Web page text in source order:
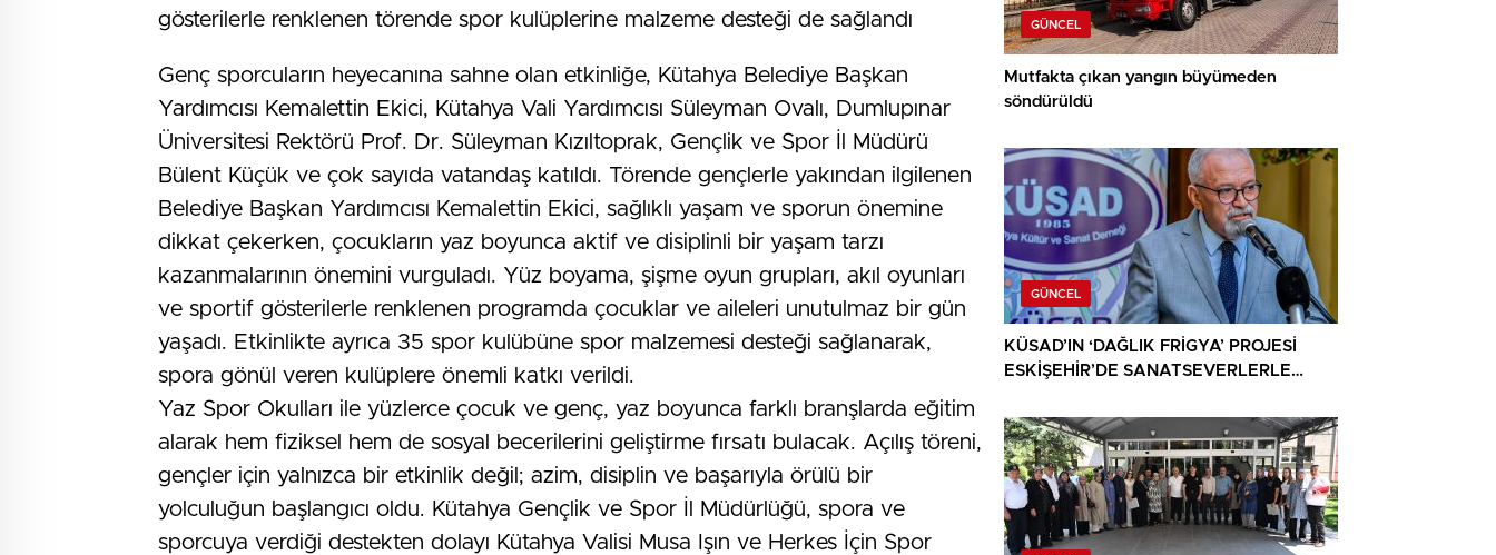
gösterilerle renklenen törende spor kulüplerine malzeme desteği de sağlandı
Genç sporcuların heyecanına sahne olan etkinliğe, Kütahya Belediye Başkan
Yardımcısı Kemalettin Ekici, Kütahya Vali Yardımcısı Süleyman Ovalı, Dumlupınar
Üniversitesi Rektörü Prof. Dr. Süleyman Kızıltoprak, Gençlik ve Spor İl Müdürü
Bülent Küçük ve çok sayıda vatandaş katıldı. Törende gençlerle yakından ilgilenen
Belediye Başkan Yardımcısı Kemalettin Ekici, sağlıklı yaşam ve sporun önemine
dikkat çekerken, çocukların yaz boyunca aktif ve disiplinli bir yaşam tarzı
kazanmalarının önemini vurguladı. Yüz boyama, şişme oyun grupları, akıl oyunları
ve sportif gösterilerle renklenen programda çocuklar ve aileleri unutulmaz bir gün
yaşadı. Etkinlikte ayrıca 35 spor kulübüne spor malzemesi desteği sağlanarak,
spora gönül veren kulüplere önemli katkı verildi.
Yaz Spor Okulları ile yüzlerce çocuk ve genç, yaz boyunca farklı branşlarda eğitim
alarak hem fiziksel hem de sosyal becerilerini geliştirme fırsatı bulacak. Açılış töreni,
gençler için yalnızca bir etkinlik değil; azim, disiplin ve başarıyla örülü bir
yolculuğun başlangıcı oldu. Kütahya Gençlik ve Spor İl Müdürlüğü, spora ve
sporcuya verdiği destekten dolayı Kütahya Valisi Musa Işın ve Herkes İçin Spor
GÜNCEL
Mutfakta çıkan yangın büyümeden
söndürüldü
GÜNCEL
KÜSAD’IN ‘DAĞLIK FRİGYA’ PROJESİ
ESKİŞEHİR’DE SANATSEVERLERLE